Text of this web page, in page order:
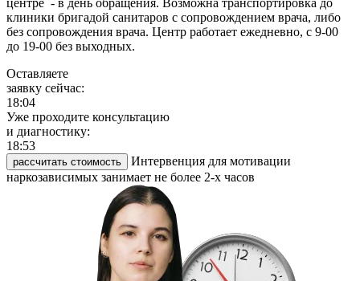
центре - в день обращения. Возможна транспортировка до
клиники бригадой санитаров с сопровождением врача, либо
без сопровождения врача. Центр работает ежедневно, с 9-00
до 19-00 без выходных.
Оставляете
заявку сейчас:
18:04
Уже проходите консультацию
и диагностику:
18:53
рассчитать стоимость
Интервенция для мотивации
наркозависимых занимает не более 2-х часов